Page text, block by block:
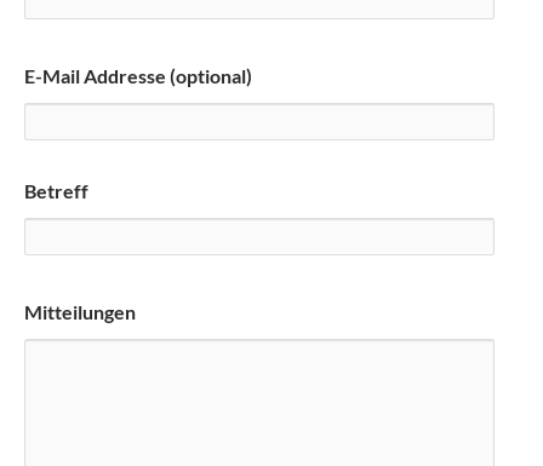
E-Mail Addresse (optional)
Betreff
Mitteilungen